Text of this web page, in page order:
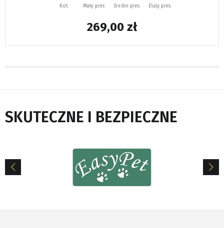
Kot Mały pies Średni pies Duży pies
269,00
SKUTECZNE I BEZPIECZNE